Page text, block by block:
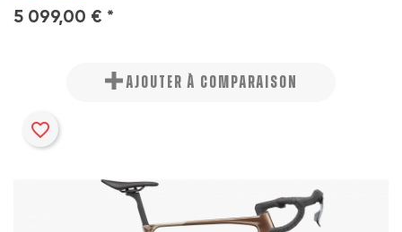
5 099,00 € *
AJOUTER À COMPARAISON
favorite_border